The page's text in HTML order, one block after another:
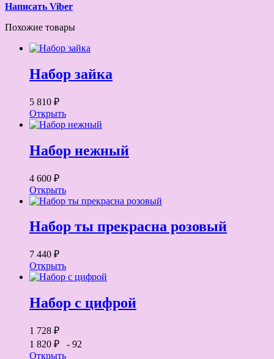
Написать Viber
Похожие товары
Набор зайка
5 810 ₽
Открыть
Набор нежный
4 600 ₽
Открыть
Набор ты прекрасна розовый
7 440 ₽
Открыть
Набор с цифрой
1 728 ₽
1 820 ₽ - 92
Открыть